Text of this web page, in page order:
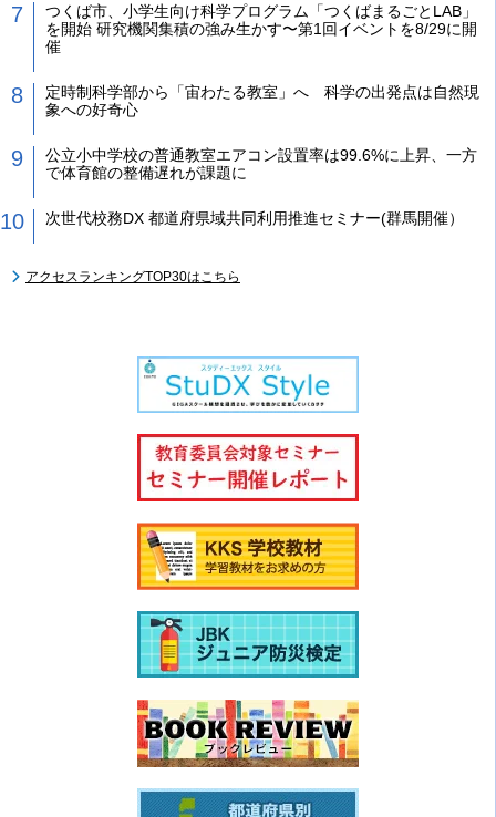
つくば市、小学生向け科学プログラム「つくばまるごとLAB」
を開始 研究機関集積の強み生かす〜第1回イベントを8/29に開
催
定時制科学部から「宙わたる教室」へ 科学の出発点は自然現
象への好奇心
公立小中学校の普通教室エアコン設置率は99.6%に上昇、一方
で体育館の整備遅れが課題に
次世代校務DX 都道府県域共同利用推進セミナー(群馬開催）
アクセスランキングTOP30はこちら